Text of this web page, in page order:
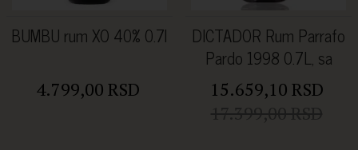
BUMBU rum XO 40% 0.7l
4.799,00 RSD
DICTADOR Rum Parrafo
Pardo 1998 0.7L, sa
kutijom
15.659,10 RSD